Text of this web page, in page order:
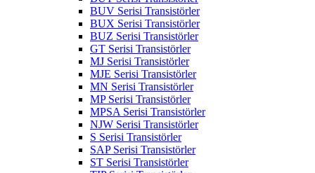
BUV Serisi Transistörler
BUX Serisi Transistörler
BUZ Serisi Transistörler
GT Serisi Transistörler
MJ Serisi Transistörler
MJE Serisi Transistörler
MN Serisi Transistörler
MP Serisi Transistörler
MPSA Serisi Transistörler
NJW Serisi Transistörler
S Serisi Transistörler
SAP Serisi Transistörler
ST Serisi Transistörler